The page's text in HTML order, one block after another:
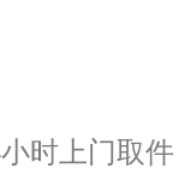
时上门取